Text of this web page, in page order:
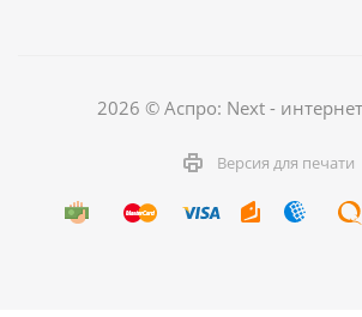
2026 © Аспро: Next -
Версия для печати